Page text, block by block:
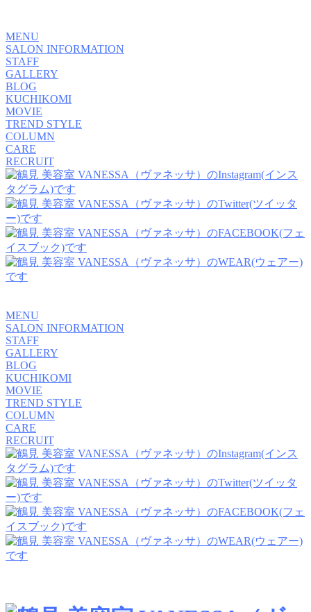
MENU
SALON INFORMATION
STAFF
GALLERY
BLOG
KUCHIKOMI
MOVIE
TREND STYLE
COLUMN
CARE
RECRUIT
MENU
SALON INFORMATION
STAFF
GALLERY
BLOG
KUCHIKOMI
MOVIE
TREND STYLE
COLUMN
CARE
RECRUIT